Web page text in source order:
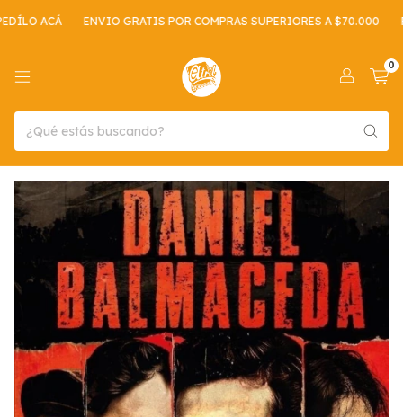
ACÁ ENVIO GRATIS POR COMPRAS SUPERIORES A $70.000
0